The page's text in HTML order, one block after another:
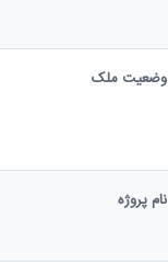
وضعیت ملک
نام پروژه